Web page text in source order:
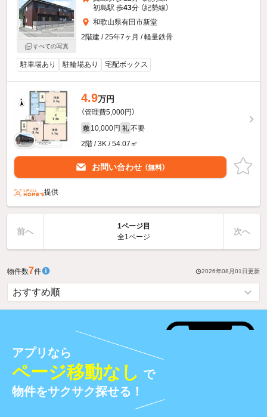
すべての写真
初島駅 歩43分 （紀勢線）
和歌山県有田市新堂
2階建 / 25年7ヶ月 / 軽量鉄骨
駐車場あり 駐輪場あり 宅配ボックス
4.9万円
（管理費5,000円）
敷 10,000円 礼 不要
2階 / 3K / 54.07㎡
お問い合わせ （無料）
提供
前へ
1ページ目
全1ページ
次へ
物件数7件 2026年08月01日 更新
アプリなら
ページ移動なし で
物件をサクサク探せる！